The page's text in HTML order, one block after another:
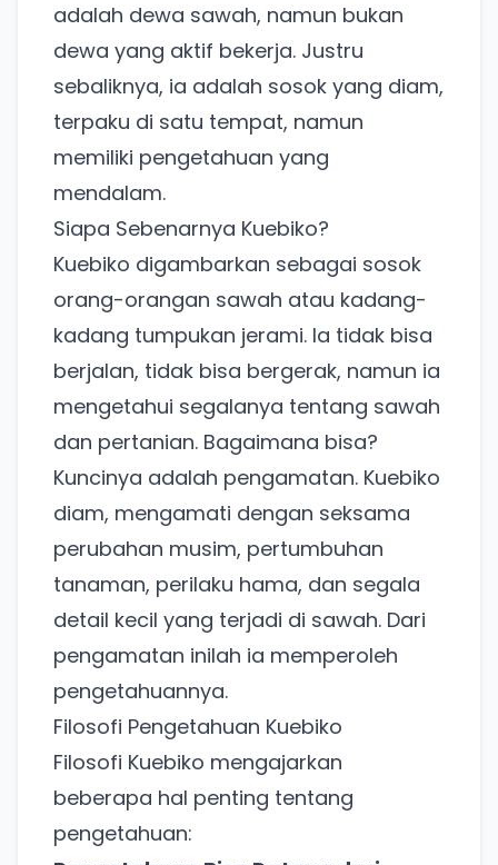
adalah dewa sawah, namun bukan
dewa yang aktif bekerja. Justru
sebaliknya, ia adalah sosok yang diam,
terpaku di satu tempat, namun
memiliki pengetahuan yang
mendalam.
Siapa Sebenarnya Kuebiko?
Kuebiko digambarkan sebagai sosok
orang-orangan sawah atau kadang-
kadang tumpukan jerami. Ia tidak bisa
berjalan, tidak bisa bergerak, namun ia
mengetahui segalanya tentang sawah
dan pertanian. Bagaimana bisa?
Kuncinya adalah pengamatan. Kuebiko
diam, mengamati dengan seksama
perubahan musim, pertumbuhan
tanaman, perilaku hama, dan segala
detail kecil yang terjadi di sawah. Dari
pengamatan inilah ia memperoleh
pengetahuannya.
Filosofi Pengetahuan Kuebiko
Filosofi Kuebiko mengajarkan
beberapa hal penting tentang
pengetahuan: